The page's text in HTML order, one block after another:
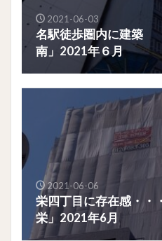
2021-06-03
名駅徒歩圏内に建築
南」2021年６月
2021-06-06
栄四丁目に存在感・・
栄」2021年6月